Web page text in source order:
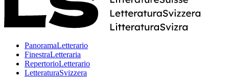
PanoramaLetterario
FinestraLetteraria
RepertorioLetterario
LetteraturaSvizzera